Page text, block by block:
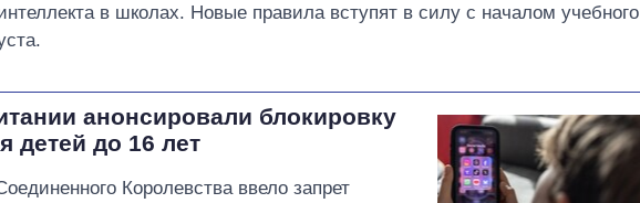
в школах. Новые правила вступят в силу с началом учебного
анонсировали блокировку
детей до 16 лет
Королевства ввело запрет